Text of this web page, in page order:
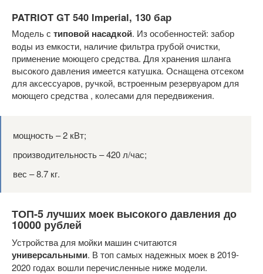
PATRIOT GT 540 Imperial, 130 бар
Модель с типовой насадкой. Из особенностей: забор
воды из емкости, наличие фильтра грубой очистки,
применение моющего средства. Для хранения шланга
высокого давления имеется катушка. Оснащена отсеком
для аксессуаров, ручкой, встроенным резервуаром для
моющего средства , колесами для передвижения.
мощность – 2 кВт;
производительность – 420 л/час;
вес – 8.7 кг.
ТОП-5 лучших моек высокого давления до
10000 рублей
Устройства для мойки машин считаются
универсальными. В топ самых надежных моек в 2019-
2020 годах вошли перечисленные ниже модели.